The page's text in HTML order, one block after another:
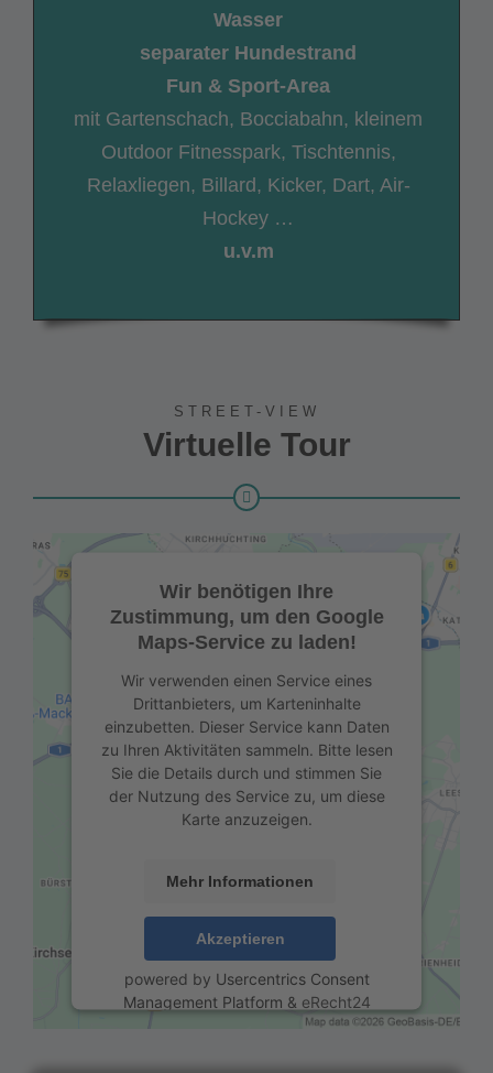
Wasser
separater Hundestrand
Fun & Sport-Area
mit Gartenschach, Bocciabahn, kleinem
Outdoor Fitnesspark, Tischtennis,
Relaxliegen, Billard, Kicker, Dart, Air-
Hockey …
u.v.m
STREET-VIEW
Virtuelle Tour
Wir benötigen Ihre
Zustimmung, um den Google
Maps-Service zu laden!
Wir verwenden einen Service eines
Drittanbieters, um Karteninhalte
einzubetten. Dieser Service kann Daten
zu Ihren Aktivitäten sammeln. Bitte lesen
Sie die Details durch und stimmen Sie
der Nutzung des Service zu, um diese
Karte anzuzeigen.
Mehr Informationen
Akzeptieren
powered by Usercentrics Consent
Management Platform & eRecht24